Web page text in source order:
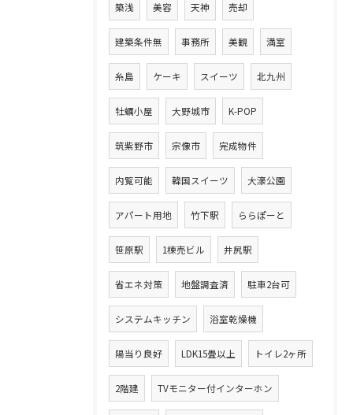
築浅 美容 天神 売却
建築条件無 事務所 美観 満室
糸島 ケーキ スイーツ 北九州
牡蠣小屋 大野城市 K-POP
筑紫野市 宗像市 完成物件
内覧可能 韓国スイーツ 大濠公園
アパート用地 竹下駅 ららぽーと
笹原駅 1棟売ビル 井尻駅
省エネ対策 地盤調査済 駐車2台可
システムキッチン 浴室乾燥機
陽当り良好 LDK15畳以上 トイレ2ヶ所
2階建 TVモニター付インターホン